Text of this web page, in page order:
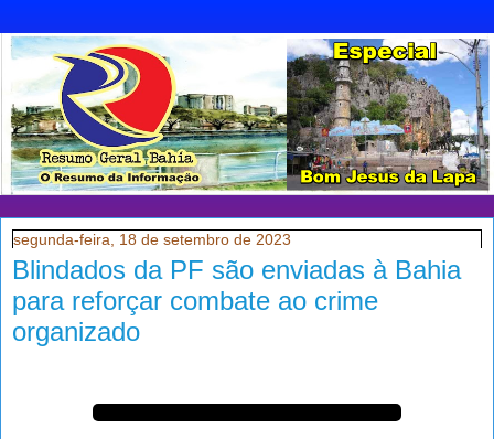
segunda-feira, 18 de setembro de 2023
Blindados da PF são enviadas à Bahia
para reforçar combate ao crime
organizado